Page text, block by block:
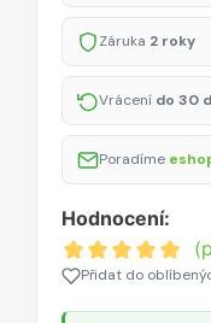
Záruka 2 roky
Vrácení do 30
Poradíme
Hodnocení:
Přidat do